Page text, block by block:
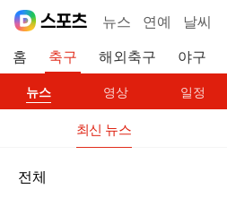
뉴스 연예 날씨
홈 축구 해외축구 야구
뉴스 영상 일정
최신 뉴스
전체